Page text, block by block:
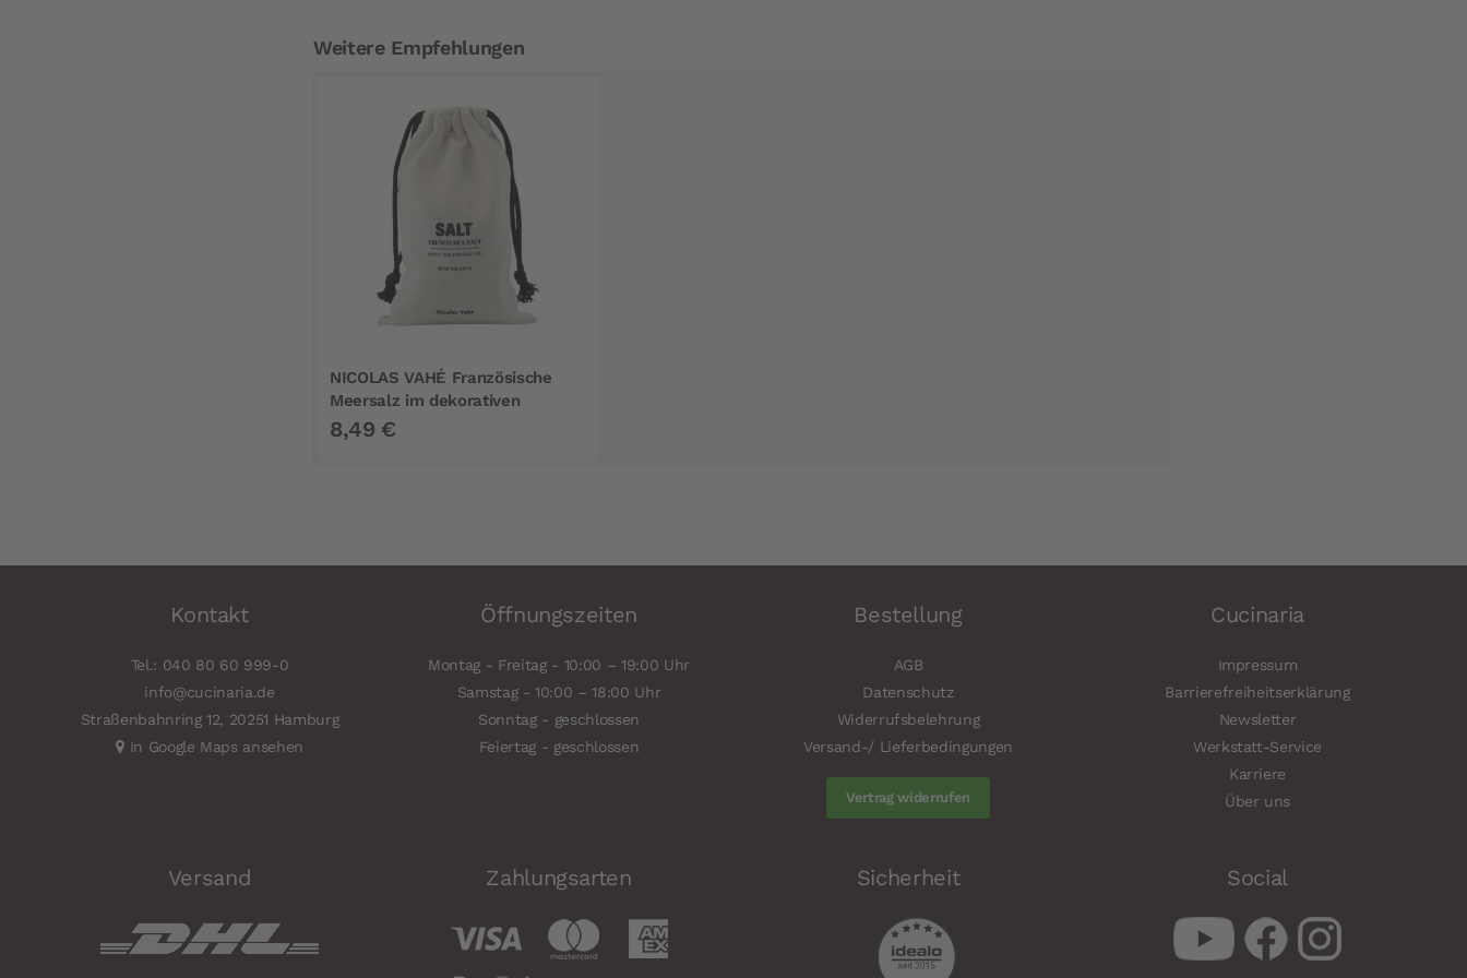
Weitere Empfehlungen
NICOLAS VAHÉ Französische
Meersalz im dekorativen
Stoffbeutel 250 g
8,49 €
Kontakt
Tel.: 040 80 60 999-0
info@cucinaria.de
Straßenbahnring 12, 20251 Hamburg
In Google Maps ansehen
Öffnungszeiten
Montag - Freitag - 10:00 – 19:00 Uhr
Samstag - 10:00 – 18:00 Uhr
Sonntag - geschlossen
Feiertag - geschlossen
Bestellung
AGB
Datenschutz
Widerrufsbelehrung
Versand-/ Lieferbedingungen
Vertrag widerrufen
Cucinaria
Impressum
Barrierefreiheitserklärung
Newsletter
Werkstatt-Service
Karriere
Über uns
Versand Zahlungsarten Sicherheit Social